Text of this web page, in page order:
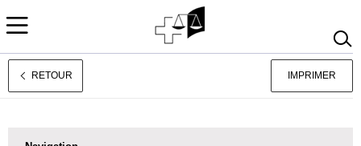
Deutsch
RETOUR IMPRIMER